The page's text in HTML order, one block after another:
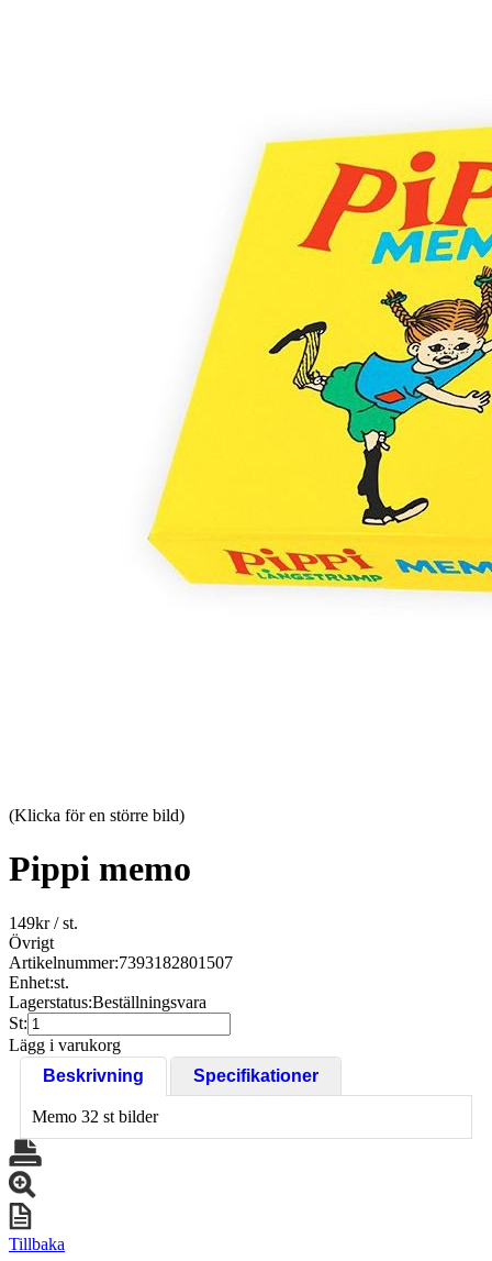
(Klicka för en större bild)
Pippi memo
149kr/ st.
Övrigt
Artikelnummer:7393182801507
Enhet:st.
Lagerstatus:Beställningsvara
St:
Lägg i varukorg
Beskrivning
Specifikationer
Memo 32 st bilder
Tillbaka